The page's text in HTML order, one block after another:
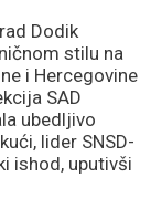
Dodik
stilu na
i Hercegovine
SAD
ubedljivo
lider SNSD-
ishod, uputivši